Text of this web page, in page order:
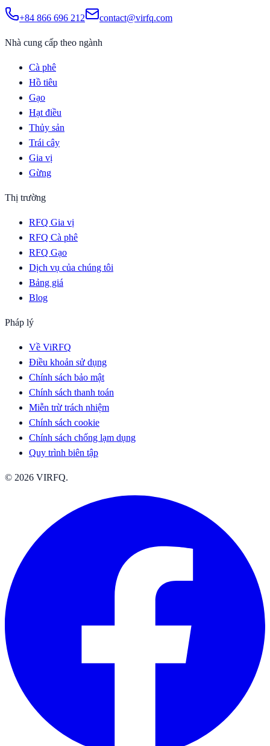
+84 866 696 212 contact@virfq.com
Nhà cung cấp theo ngành
Cà phê
Hồ tiêu
Gạo
Hạt điều
Thủy sản
Trái cây
Gia vị
Gừng
Thị trường
RFQ Gia vị
RFQ Cà phê
RFQ Gạo
Dịch vụ của chúng tôi
Bảng giá
Blog
Pháp lý
Về ViRFQ
Điều khoản sử dụng
Chính sách bảo mật
Chính sách thanh toán
Miễn trừ trách nhiệm
Chính sách cookie
Chính sách chống lạm dụng
Quy trình biên tập
© 2026 VIRFQ.